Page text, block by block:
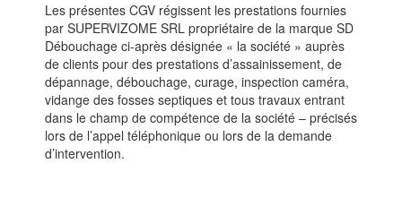
Les présentes CGV régissent les prestations fournies
par SUPERVIZOME SRL propriétaire de la marque SD
Débouchage ci-après désignée « la société » auprès
de clients pour des prestations d’assainissement, de
dépannage, débouchage, curage, inspection caméra,
vidange des fosses septiques et tous travaux entrant
dans le champ de compétence de la société – précisés
lors de l’appel téléphonique ou lors de la demande
d’intervention.